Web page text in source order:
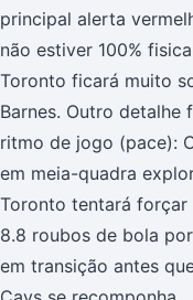
principal alerta
não estiver 100%
Toronto ficará muito
Barnes. Outro detalhe
ritmo de jogo (pace):
em meia-quadra
Toronto tentará forçar
8.8 roubos de bola
em transição antes